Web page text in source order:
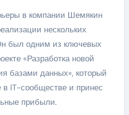
в компании Шемякин
нескольких
был одним из ключевых
«Разработка новой
базами данных», который
в IT-сообществе и принес
прибыли.